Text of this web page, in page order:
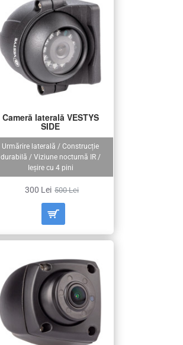
Urmărire laterală / Construcție
durabilă / Viziune nocturnă IR /
Ieșire cu 4 pini
Cameră laterală VESTYS
SIDE
300 Lei 500 Lei